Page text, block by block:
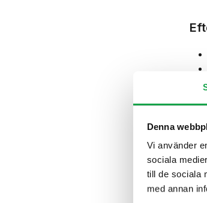
Denna
Vi använder
sociala
till de sociala
med annan